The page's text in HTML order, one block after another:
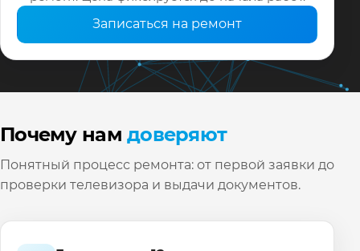
Записаться на ремонт
Почему намдоверяют
Понятный процесс ремонта: от первой заявки до
проверки телевизора и выдачи документов.